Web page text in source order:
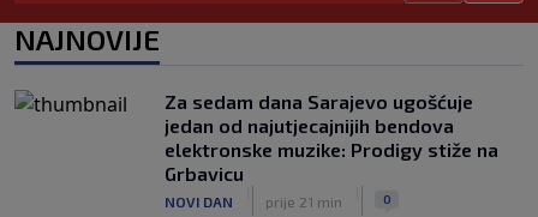
| | 0
Lionel Messi postigao dva gola u
pobjedi Inter Miamija i ispisao historiju
Leagues Cupa (VIDEO)
NAJNOVIJE
Za sedam dana Sarajevo ugošćuje
jedan od najutjecajnijih bendova
elektronske muzike: Prodigy stiže na
Grbavicu
NOVI DAN prije 21 min 0